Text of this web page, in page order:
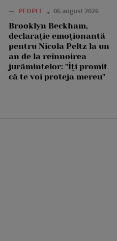
— PEOPLE 06 august 2026
Brooklyn Beckham,
declarație emoționantă
pentru Nicola Peltz la un
an de la reînnoirea
jurămintelor: "Îți promit
că te voi proteja mereu"